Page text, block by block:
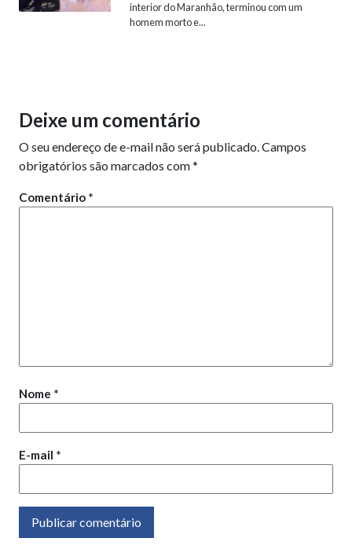
interior do Maranhão, terminou com um
homem morto e...
Deixe um comentário
O seu endereço de e-mail não será publicado.Campos
obrigatórios são marcados com*
Comentário *
Nome *
E-mail *